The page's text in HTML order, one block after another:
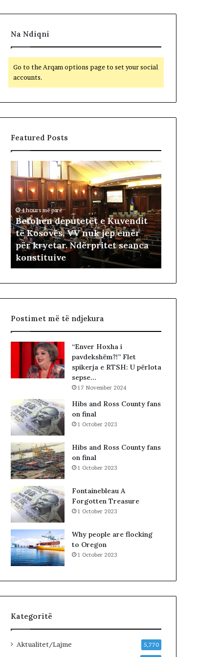
Na Ndiqni
Go to the Arqam options page to set your social
accounts.
Featured Posts
e
o
e
n
d
u
t
t
e
K
t
ë
K
o
s
o
ë
s
,
V
V
n
u
k
p
m
ë
p
4 hours më parë
Betohen deputetët e Kuvendit
të Kosovës, VV nuk jep emër
për kryetar. Ndërpritet seanca
konstituive
ë
Postimet më të ndjekura
“Enver Hoxha i
pavdekshëm?!” Flet
spikerja e RTSH: U përlota
sepse…
17 November 2024
Hibs and Ross County fans
on final
1 October 2023
Hibs and Ross County fans
on final
1 October 2023
Fontainebleau A
Forgotten Treasure
1 October 2023
Why people are flocking
to Oregon
1 October 2023
Kategoritë
Aktualitet/Lajme 5,770